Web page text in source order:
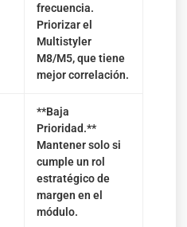
frecuencia.
Priorizar el
Multistyler
M8/M5, que tiene
mejor correlación.
**Baja
Prioridad.**
Mantener solo si
cumple un rol
estratégico de
margen en el
módulo.